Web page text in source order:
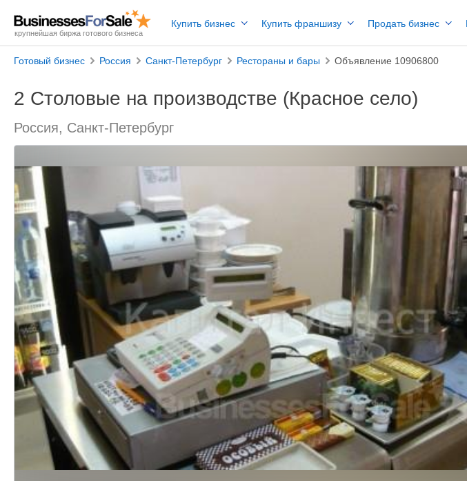
крупнейшая биржа готового бизнеса
Купить бизнес Купить франшизу Продать бизнес
Готовый бизнес Россия Санкт-Петербург Рестораны и бары Объявление 10906800
2 Столовые на производстве (Красное село)
Россия, Санкт-Петербург